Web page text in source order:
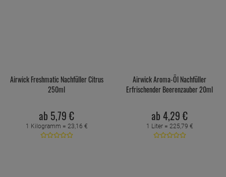
Airwick Freshmatic Nachfüller Citrus
250ml
ab 5,79 €
1 Kilogramm = 23,16 €
Airwick Aroma-Öl Nachfüller
Erfrischender Beerenzauber 20ml
ab 4,29 €
1 Liter = 225,79 €